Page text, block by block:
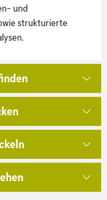
und
strukturierte